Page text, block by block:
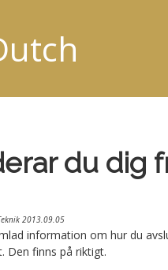
du dig
2013.09.05
information om hur du
Den finns på riktigt.